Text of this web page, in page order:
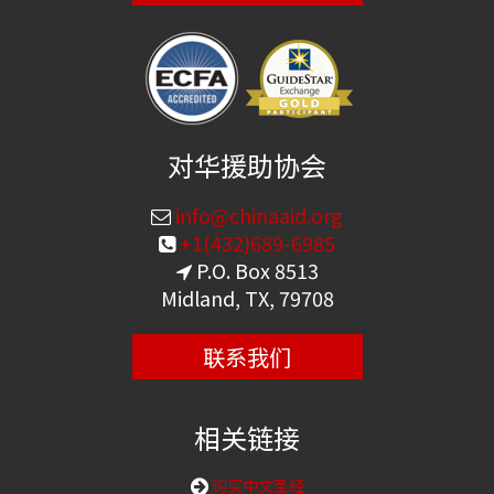
对华援助协会
info@chinaaid.org
+1(432)689-6985
P.O. Box 8513
Midland, TX, 79708
联系我们
相关链接
购买中文圣经